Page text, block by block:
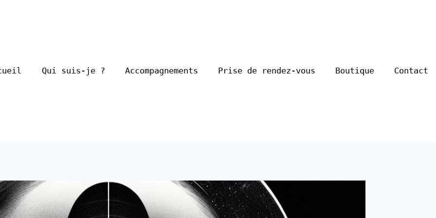
Qui suis-je ? Accompagnements Prise de rendez-vous Boutique Contact